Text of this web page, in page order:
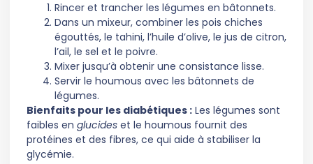
Rincer et trancher les légumes en bâtonnets.
Dans un mixeur, combiner les pois chiches
égouttés, le tahini, l’huile d’olive, le jus de citron,
l’ail, le sel et le poivre.
Mixer jusqu’à obtenir une consistance lisse.
Servir le houmous avec les bâtonnets de
légumes.
Bienfaits pour les diabétiques : Les légumes sont
faibles en glucides et le houmous fournit des
protéines et des fibres, ce qui aide à stabiliser la
glycémie.